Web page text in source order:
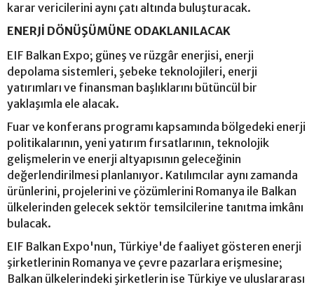
karar vericilerini aynı çatı altında buluşturacak.
ENERJİ DÖNÜŞÜMÜNE ODAKLANILACAK
EIF Balkan Expo; güneş ve rüzgâr enerjisi, enerji
depolama sistemleri, şebeke teknolojileri, enerji
yatırımları ve finansman başlıklarını bütüncül bir
yaklaşımla ele alacak.
Fuar ve konferans programı kapsamında bölgedeki enerji
politikalarının, yeni yatırım fırsatlarının, teknolojik
gelişmelerin ve enerji altyapısının geleceğinin
değerlendirilmesi planlanıyor. Katılımcılar aynı zamanda
ürünlerini, projelerini ve çözümlerini Romanya ile Balkan
ülkelerinden gelecek sektör temsilcilerine tanıtma imkânı
bulacak.
EIF Balkan Expo'nun, Türkiye'de faaliyet gösteren enerji
şirketlerinin Romanya ve çevre pazarlara erişmesine;
Balkan ülkelerindeki şirketlerin ise Türkiye ve uluslararası